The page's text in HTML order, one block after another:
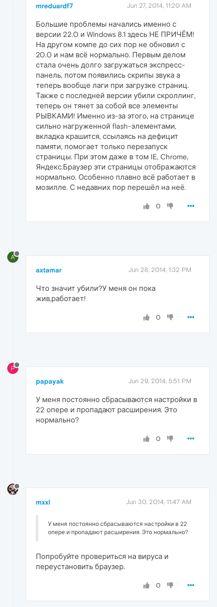
mreduardf7 Jun 27, 2014, 11:20 AM
Большие проблемы начались именно с
версии 22.0 и Windows 8.1 здесь НЕ ПРИЧЁМ!
На другом компе до сих пор не обновил с
20.0 и нам всё нормально. Первым делом
стала очень долго загружаться экспресс-
панель, потом появились скрипы звука а
теперь вообще лаги при загрузке страниц.
Также с последней версии убили скроллинг,
теперь он тянет за собой все элементы
РЫВКАМИ! Именно из-за этого, на странице
сильно нагруженной flash-элементами,
вкладка крашится, ссылаясь на дефицит
памяти, помогает только перезапуск
страницы. При этом даже в том IE, Chrome,
Яндекс.Браузер эти страницы отображаются
нормально. Особенно плавно всё работает в
мозилле. С недавних пор перешёл на неё.
0
A
axtamar Jun 28, 2014, 1:32 PM
Что значит убили?У меня он пока
жив,работает!
0
P
papayak Jun 29, 2014, 5:51 PM
У меня постоянно сбрасываются настройки в
22 опере и пропадают расширения. Это
нормально?
0
mxxl Jun 30, 2014, 11:47 AM
У меня постоянно сбрасываются настройки в 22
опере и пропадают расширения. Это нормально?
Попробуйте провериться на вируса и
переустановить браузер.
0